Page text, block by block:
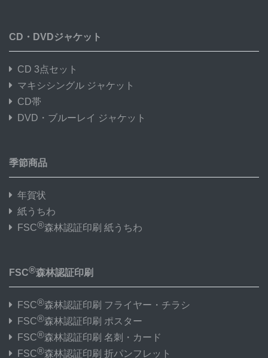
CD・DVDジャケット
CD 3点セット
マキシシングル ジャケット
CD帯
DVD・ブルーレイ ジャケット
季節商品
年賀状
紙うちわ
FSC®森林認証印刷 紙うちわ
FSC®森林認証印刷
FSC®森林認証印刷 フライヤー・チラシ
FSC®森林認証印刷 ポスター
FSC®森林認証印刷 名刺・カード
FSC®森林認証印刷 折パンフレット